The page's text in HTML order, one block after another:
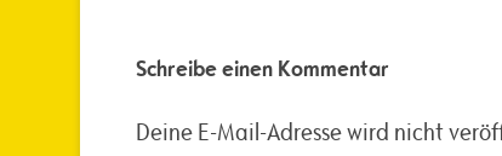
Schreibe einen Kommentar
Deine E-Mail-Adresse wird nicht